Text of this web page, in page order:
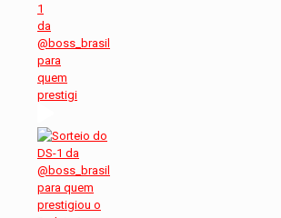
1
da
@boss_brasil
para
quem
prestigi